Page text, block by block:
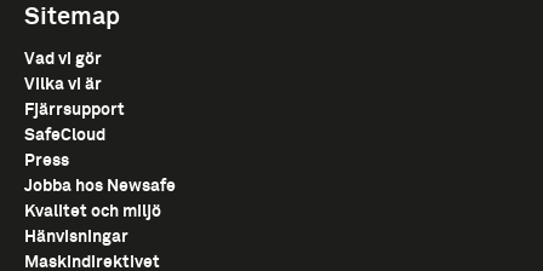
Sitemap
Vad vi gör
Vilka vi är
Fjärrsupport
SafeCloud
Press
Jobba hos Newsafe
Kvalitet och miljö
Hänvisningar
Maskindirektivet